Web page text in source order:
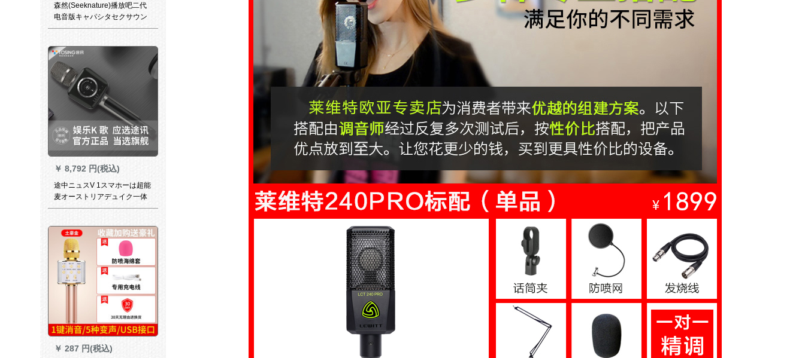
森然(Seeknature)播放吧二代
电音版キャパシタセクサウン
ドカード映写客快播呼麦录音K
7 Vサントラ版(赤)
￥ 8,792 円(税込)
途中ニュスV 1スマホーは超能
麦オーストリアデュイク一体
のマイクでコーラスしまし
せてFM k歌テレビィ。
￥ 287 円(税込)